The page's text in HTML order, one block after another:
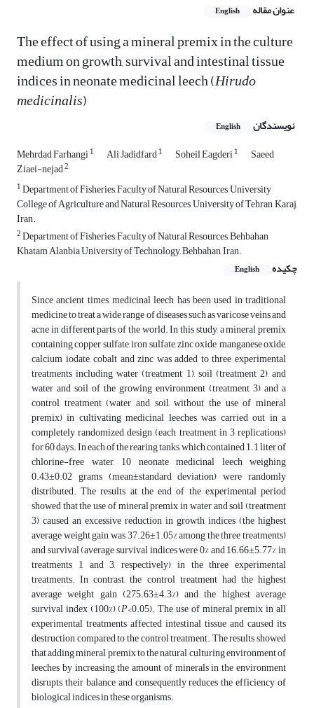
عنوان مقاله English
The effect of using a mineral premix in the culture
medium on growth, survival and intestinal tissue
indices in neonate medicinal leech (Hirudo
medicinalis)
نویسندگان English
Mehrdad Farhangi1 Ali Jadidfard1 Soheil Eagderi1 Saeed
Ziaei-nejad2
1Department of Fisheries, Faculty of Natural Resources, University
College of Agriculture and Natural Resources, University of Tehran, Karaj,
Iran.
2Department of Fisheries, Faculty of Natural Resources, Behbahan
Khatam Alanbia University of Technology, Behbahan, Iran.
چکیده
English
Since ancient times, medicinal leech has been used in traditional
medicine to treat a wide range of diseases such as varicose veins and
acne in different parts of the world. In this study, a mineral premix
containing copper sulfate, iron sulfate, zinc oxide, manganese oxide,
calcium iodate, cobalt and zinc was added to three experimental
treatments including water (treatment 1), soil (treatment 2), and
water and soil of the growing environment (treatment 3) and a
control treatment (water and soil, without the use of mineral
premix) in cultivating medicinal leeches was carried out in a
completely randomized design (each treatment in 3 replications)
for 60 days. In each of the rearing tanks, which contained 1.1 liter of
chlorine-free water, 10 neonate medicinal leech weighing
0.43±0.02 grams (mean±standard deviation) were randomly
distributed. The results at the end of the experimental period
showed that the use of mineral premix in water and soil (treatment
3) caused an excessive reduction in growth indices (the highest
average weight gain was 37.26±1.05% among the three treatments)
and survival (average survival indices were 0% and 16.66±5.77% in
treatments 1 and 3, respectively) in the three experimental
treatments. In contrast, the control treatment had the highest
average weight gain (275.63±4.3%) and the highest average
survival index (100%) (P<0.05). The use of mineral premix in all
experimental treatments affected intestinal tissue and caused its
destruction compared to the control treatment. The results showed
that adding mineral premix to the natural culturing environment of
leeches by increasing the amount of minerals in the environment
disrupts their balance and consequently reduces the efficiency of
biological indices in these organisms.